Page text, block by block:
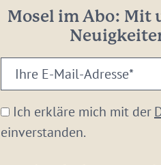
Mosel im Abo: Mit
Ihre
E-
Mail-
Adresse:
Ich erkläre mich mit der
einverstanden.